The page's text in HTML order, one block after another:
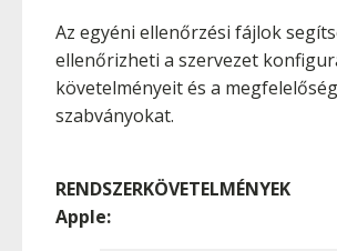
Az egyéni ellenőrzési fájlok
ellenőrizheti a szervezet
követelményeit és a
szabványokat.
RENDSZERKÖVETELMÉNYEK
Apple: